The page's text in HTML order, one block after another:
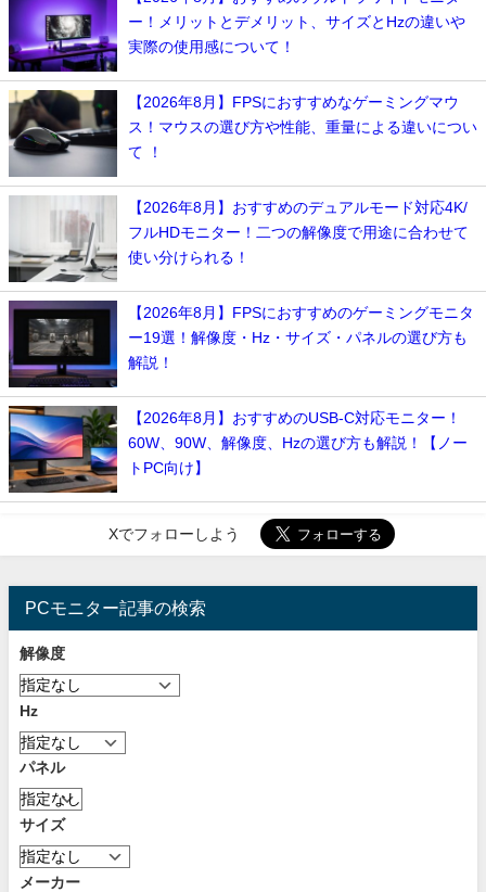
ー！メリットとデメリット、サイズとHzの違いや
実際の使用感について！
【2026年8月】FPSにおすすめなゲーミングマウ
ス！マウスの選び方や性能、重量による違いについ
て ！
【2026年8月】おすすめのデュアルモード対応4K/
フルHDモニター！二つの解像度で用途に合わせて
使い分けられる！
【2026年8月】FPSにおすすめのゲーミングモニタ
ー19選！解像度・Hz・サイズ・パネルの選び方も
解説！
【2026年8月】おすすめのUSB-C対応モニター！
60W、90W、解像度、Hzの選び方も解説！【ノー
トPC向け】
Xでフォローしよう
PCモニター記事の検索
解像度
Hz
パネル
サイズ
メーカー